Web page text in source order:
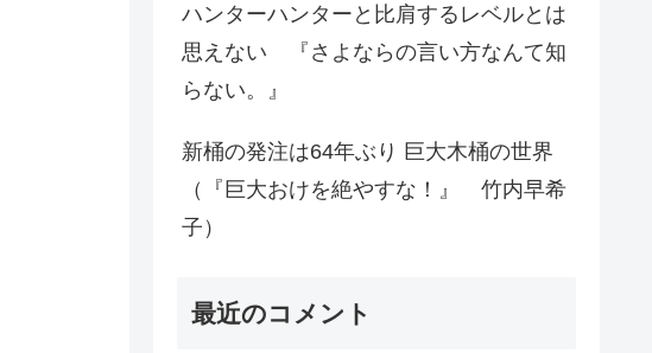
ハンターハンターと比肩するレベルとは
思えない 『さよならの言い方なんて知
らない。』
新桶の発注は64年ぶり 巨大木桶の世界
（『巨大おけを絶やすな！』 竹内早希
子）
最近のコメント